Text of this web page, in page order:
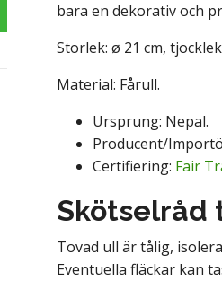
bara en dekorativ och
Storlek: ø 21 cm,
Material: Fårull.
Ursprung: Nepal.
Producent/
Certifiering: Fair
Skötselråd
Tovad ull är tålig,
Eventuella fläckar kan